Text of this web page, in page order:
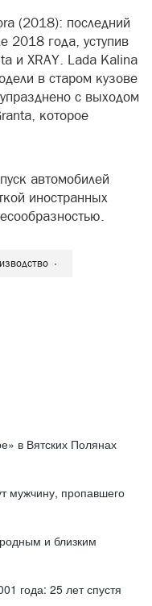
(2018): последний
2018 года, уступив
и XRAY. Lada Kalina
в старом кузове
с выходом
которое
автомобилей
иностранных
в Вятских Полянах
мужчину, пропавшего
и близким
года: 25 лет спустя